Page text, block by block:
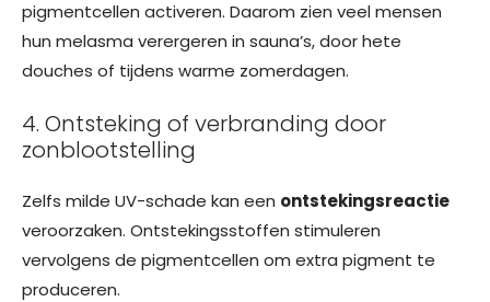
pigmentcellen activeren. Daarom zien veel mensen
hun melasma verergeren in sauna’s, door hete
douches of tijdens warme zomerdagen.
4. Ontsteking of verbranding door
zonblootstelling
Zelfs milde UV-schade kan een ontstekingsreactie
veroorzaken. Ontstekingsstoffen stimuleren
vervolgens de pigmentcellen om extra pigment te
produceren.